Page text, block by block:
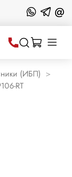
@
(ИБП)
RT